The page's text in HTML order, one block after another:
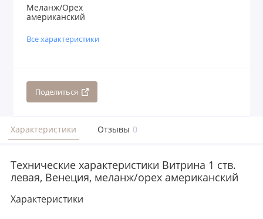
Меланж/Орех
американский
Все характеристики
Поделиться
Характеристики Отзывы 0
Технические характеристики Витрина 1 ств.
левая, Венеция, меланж/орех американский
Характеристики